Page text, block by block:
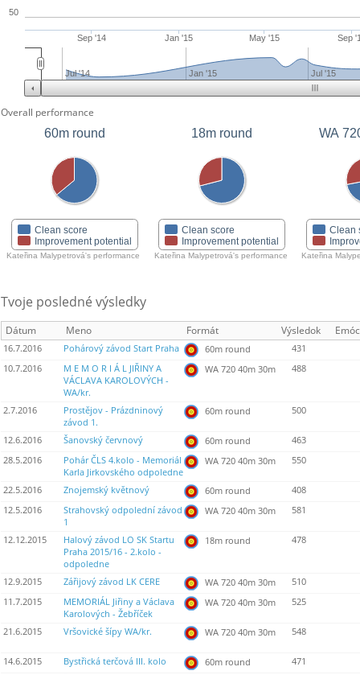
Sep '14 Jan '15 May '15 Sep
50
Jan '15 Jul '15
Jul '14
Overall performance
60m round
Clean score
Improvement potential
Kateřina Malypetrová's performance
18m round
Clean score
Improvement potential
Kateřina Malypetrová's performance
WA
Clean
Tvoje posledné výsledky
Dátum Meno Formát Výsledok
16.7.2016 Pohárový závod Start Praha 60m round
431
10.7.2016
M E M O R I Á L JIŘINY A
VÁCLAVA KAROLOVÝCH -
WA/kr.
WA 720 40m 30m 488
2.7.2016
Prostějov - Prázdninový
závod 1.
60m round 500
12.6.2016 Šanovský červnový 60m round
463
28.5.2016
Pohár ČLS 4.kolo - Memoriál
Karla Jirkovského odpoledne
WA 720 40m 30m 550
22.5.2016 Znojemský květnový 60m round
408
12.5.2016
Strahovský odpolední závod
1
WA 720 40m 30m 581
12.12.2015
Halový závod LO SK Startu
Praha 2015/16 - 2.kolo -
odpoledne
18m round 478
12.9.2015 Zářijový závod LK CERE WA 720 40m 30m
510
11.7.2015
MEMORIÁL Jiřiny a Václava
Karolových - Žebříček
WA 720 40m 30m 525
21.6.2015 Vršovické šípy WA/kr. WA 720 40m 30m 548
14.6.2015 Bystřická terčová III. kolo 60m round
471